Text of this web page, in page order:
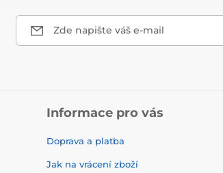
Zde napište váš e-mail
Informace pro vás
Doprava a platba
Jak na vrácení zboží